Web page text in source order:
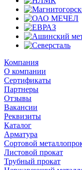
Компания
О компании
Сертификаты
Партнеры
Отзывы
Вакансии
Реквизиты
Каталог
Арматура
Сортовой
Листовой прокат
Трубный прокат